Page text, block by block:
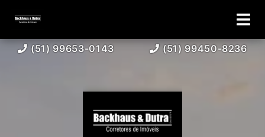
(51) 99653-0143 (51) 99450-8236